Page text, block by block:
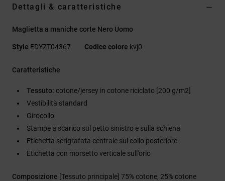
Dettagli & caratteristiche
Maglietta a maniche corte Nero Uomo
Style EDYZT04367 Codice colore kvj0
Caratteristiche
Tessuto: cotone/jersey in cotone riciclato [200 g/m2]
Vestibilità standard
Girocollo
Stampe a scarico sul petto sinistro e sulla schiena
Etichetta serigrafata centrale sul collo posteriore
Etichetta con morsetto verticale sull'orlo
Composizione [Tessuto principale] 75% cotone, 25% cotone